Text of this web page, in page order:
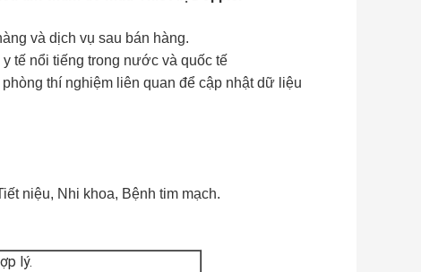
và dịch vụ sau bán hàng.
tế nổi tiếng trong nước và quốc tế
thí nghiệm liên quan để cập nhật dữ liệu
niệu, Nhi khoa, Bệnh tim mạch.
lý.